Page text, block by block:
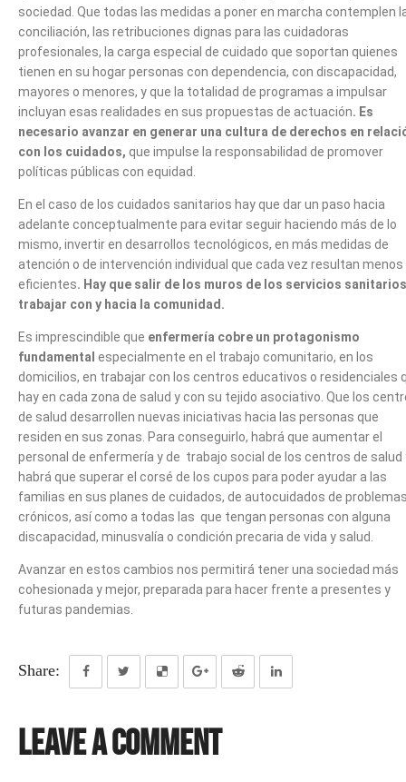
sociedad. Que todas las medidas a poner en marcha contemplen
conciliación, las retribuciones dignas para las cuidadoras
profesionales, la carga especial de cuidado que soportan quienes
tienen en su hogar personas con dependencia, con discapacidad,
mayores o menores, y que la totalidad de programas a impulsar
incluyan esas realidades en sus propuestas de actuación. Es
necesario avanzar en generar una cultura de derechos en
con los cuidados, que impulse la responsabilidad de promover
políticas públicas con equidad.
En el caso de los cuidados sanitarios hay que dar un paso hacia
adelante conceptualmente para evitar seguir haciendo más de lo
mismo, invertir en desarrollos tecnológicos, en más medidas de
atención o de intervención individual que cada vez resultan menos
eficientes. Hay que salir de los muros de los servicios
trabajar con y hacia la comunidad.
Es imprescindible que enfermería cobre un protagonismo
fundamental especialmente en el trabajo comunitario, en los
domicilios, en trabajar con los centros educativos o residenciales
hay en cada zona de salud y con su tejido asociativo. Que los
de salud desarrollen nuevas iniciativas hacia las personas que
residen en sus zonas. Para conseguirlo, habrá que aumentar el
personal de enfermería y de trabajo social de los centros de salud
habrá que superar el corsé de los cupos para poder ayudar a las
familias en sus planes de cuidados, de autocuidados de
crónicos, así como a todas las que tengan personas con alguna
discapacidad, minusvalía o condición precaria de vida y salud.
Avanzar en estos cambios nos permitirá tener una sociedad más
cohesionada y mejor, preparada para hacer frente a presentes y
futuras pandemias.
Share:
Leave a Comment